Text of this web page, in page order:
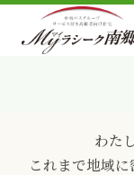
わた
これまで地域